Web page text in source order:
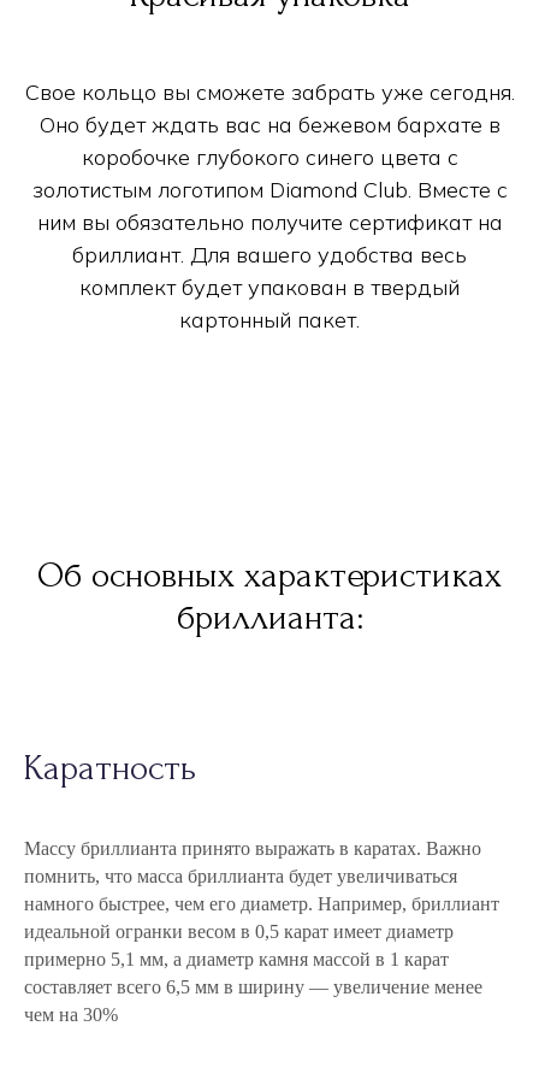
Свое кольцо вы сможете забрать уже сегодня.
Оно будет ждать вас на бежевом бархате в
коробочке глубокого синего цвета с
золотистым логотипом Diamond Club. Вместе с
ним вы обязательно получите сертификат на
бриллиант. Для вашего удобства весь
комплект будет упакован в твердый
картонный пакет.
Об основных характеристиках
бриллианта:
Каратность